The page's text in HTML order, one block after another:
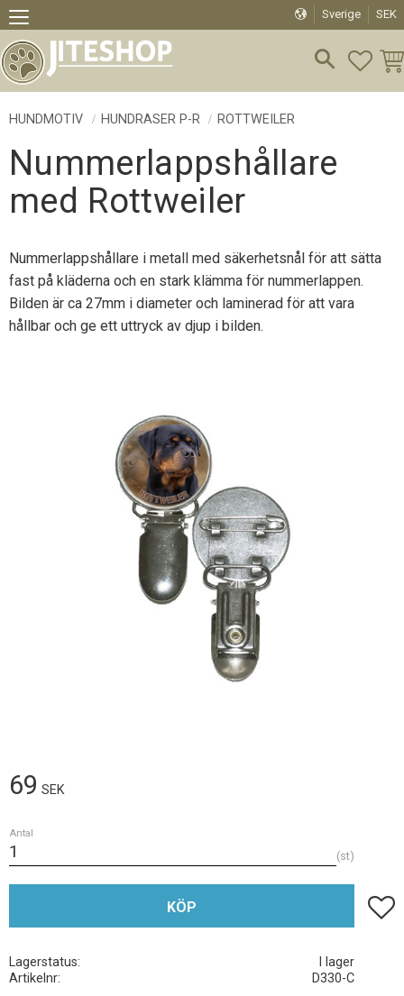
Meny
Sverige SEK
HUNDMOTIV HUNDRASER P-R ROTTWEILER
Nummerlappshållare
med Rottweiler
Nummerlappshållare i metall med säkerhetsnål för att sätta
fast på kläderna och en stark klämma för nummerlappen.
Bilden är ca 27mm i diameter och laminerad för att vara
hållbar och ge ett uttryck av djup i bilden.
69 SEK
Antal
st
KÖP Lägg
Lagerstatus
I lager
Artikelnr
D330-C